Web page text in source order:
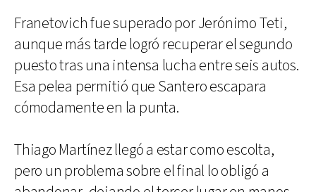
Franetovich fue superado por Jerónimo Teti,
aunque más tarde logró recuperar el segundo
puesto tras una intensa lucha entre seis autos.
Esa pelea permitió que Santero escapara
cómodamente en la punta.
Thiago Martínez llegó a estar como escolta,
pero un problema sobre el final lo obligó a